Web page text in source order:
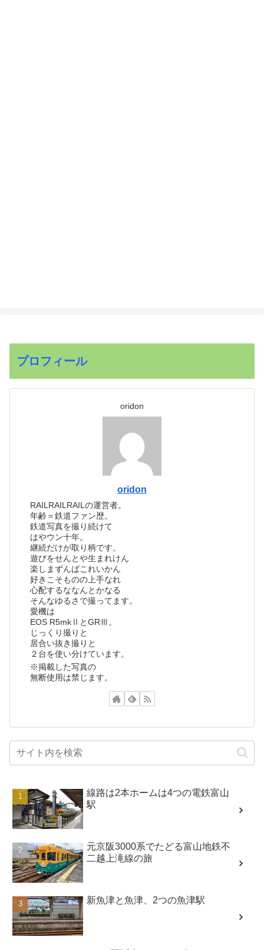
プロフィール
oridon
oridon
RAILRAILRAILの運営者。
年齢＝鉄道ファン歴。
鉄道写真を撮り続けて
はやウン十年。
継続だけが取り柄です。
遊びをせんとや生まれけん
楽しまずんばこれいかん
好きこそものの上手なれ
心配するななんとかなる
そんなゆるさで撮ってます。
愛機は
EOS R5mkⅡとGRⅢ。
じっくり撮りと
居合い抜き撮りと
２台を使い分けています。
※掲載した写真の
無断使用は禁じます。
線路は2本ホームは4つの電鉄富山
駅
元京阪3000系でたどる富山地鉄不
二越上滝線の旅
新魚津と魚津、2つの魚津駅